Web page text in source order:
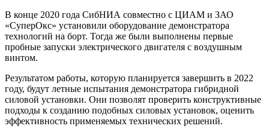
В конце 2020 года СибНИА совместно с ЦИАМ и ЗАО
«СуперОкс» установили оборудование демонстратора
технологий на борт. Тогда же были выполнены первые
пробные запуски электрического двигателя с воздушным
винтом.
Результатом работы, которую планируется завершить в 2022
году, будут летные испытания демонстратора гибридной
силовой установки. Они позволят проверить конструктивные
подходы к созданию подобных силовых установок, оценить
эффективность применяемых технических решений.